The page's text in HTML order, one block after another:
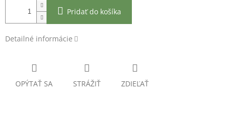
Pridať do košíka
Detailné informácie
OPÝTAŤ SA STRÁŽIŤ ZDIEĽAŤ